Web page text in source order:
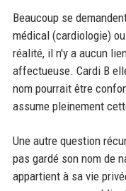
Beaucoup se
médical (cardiologie)
réalité, il n'y a aucun
affectueuse. Cardi B
nom pourrait être
assume pleinement
Une autre question
pas gardé son nom de
appartient à sa vie